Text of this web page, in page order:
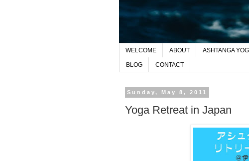
WELCOME ABOUT ASHTANGA
BLOG CONTACT
Sunday, May 8, 2011
Yoga Retreat in Japan